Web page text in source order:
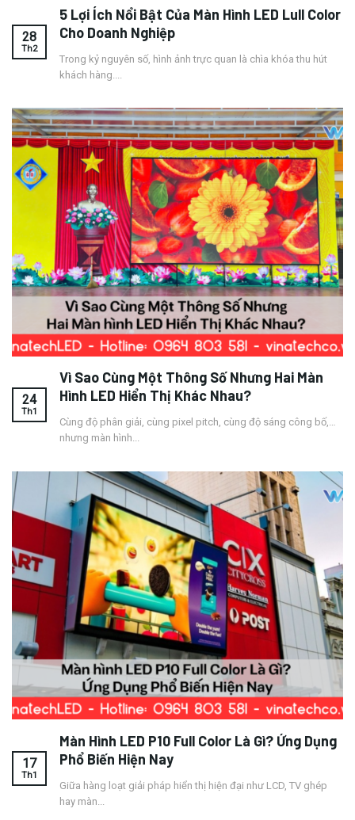
5 Lợi Ích Nổi Bật Của Màn Hình LED Lull Color
Cho Doanh Nghiệp
Trong kỷ nguyên số, hình ảnh trực quan là chìa khóa thu hút
khách hàng....
28
Th2
Vì Sao Cùng Một Thông Số Nhưng Hai Màn
Hình LED Hiển Thị Khác Nhau?
Cùng độ phân giải, cùng pixel pitch, cùng độ sáng công bố,…
nhưng màn hình...
24
Th1
Màn Hình LED P10 Full Color Là Gì? Ứng Dụng
Phổ Biến Hiện Nay
Giữa hàng loạt giải pháp hiển thị hiện đại như LCD, TV ghép
hay màn...
17
Th1